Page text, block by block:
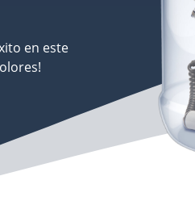
en este